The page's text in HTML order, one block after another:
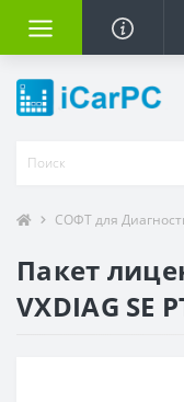
СОФТ для
Пакет
VXDIAG SE